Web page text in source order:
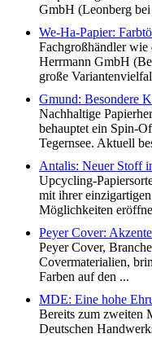
GmbH (Leonberg bei
We-Ha-Papier:
Fachgroßhändler
Herrmann GmbH
große
Gmund: Besondere
Nachhaltige
behauptet ein Spin-
Tegernsee. Aktuell
Antalis: Neuer Stoff
Upcycling-
mit ihrer
Möglichkeiten
Peyer Cover:
Peyer Cover,
Covermaterialien,
Farben auf den ...
MDE: Eine hohe
Bereits zum zweiten
Deutschen